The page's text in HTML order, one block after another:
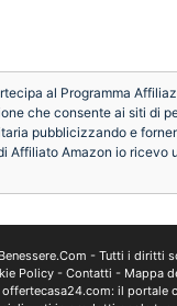
al Programma
che consente ai siti di
pubblicizzando e
Affiliato Amazon io ricevo
- Tutti i diritti
Policy- Contatti - Mappa
offertecasa24.com: il portale